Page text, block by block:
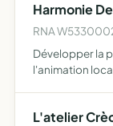
Harmonie
RNA
Développer la
l'animation
L'atelier